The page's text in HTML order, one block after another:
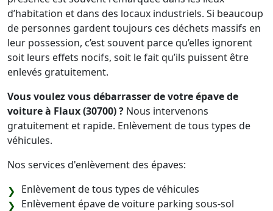
d’habitation et dans des locaux industriels. Si beaucoup
de personnes gardent toujours ces déchets massifs en
leur possession, c’est souvent parce qu’elles ignorent
soit leurs effets nocifs, soit le fait qu’ils puissent être
enlevés gratuitement.
Vous voulez vous débarrasser de votre épave de
voiture à Flaux (30700) ? Nous intervenons
gratuitement et rapide. Enlèvement de tous types de
véhicules.
Nos services d'enlèvement des épaves:
Enlèvement de tous types de véhicules
Enlèvement épave de voiture parking sous-sol